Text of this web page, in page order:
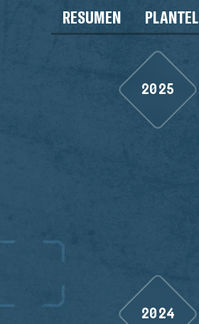
RESUMEN PLANTEL
2025
2024